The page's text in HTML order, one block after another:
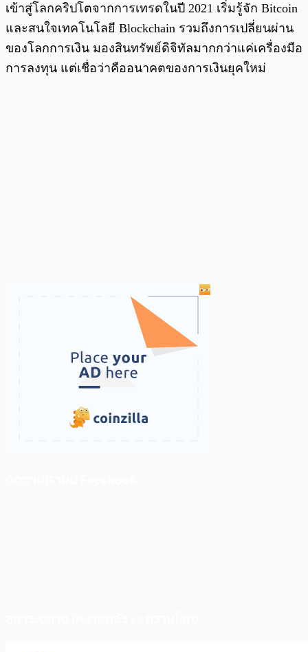
เข้าสู่โลกคริปโตจากการเทรดในปี 2021 เริ่มรู้จัก Bitcoin
และสนใจเทคโนโลยี Blockchain รวมถึงการเปลี่ยนผ่าน
ของโลกการเงิน มองสินทรัพย์ดิจิทัลมากกว่าแค่เครื่องมือ
การลงทุน แต่เชื่อว่าคืออนาคตของการเงินยุคใหม่